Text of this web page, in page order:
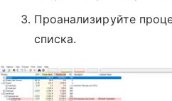
Проанализируйте
списка.